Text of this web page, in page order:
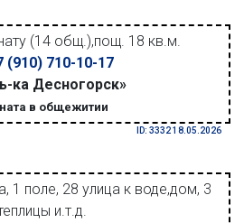
(14 общ.),пощ. 18 кв.м.
(910) 710-10-17
ка Десногорск»
в общежитии
ID: 3332 18.05.2026
1 поле, 28 улица к воде,дом, 3
и.т.д.